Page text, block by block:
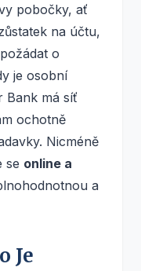
pobočky, ať
na účtu,
o
je osobní
Bank má síť
ochotně
Nicméně
se online a
a
Je